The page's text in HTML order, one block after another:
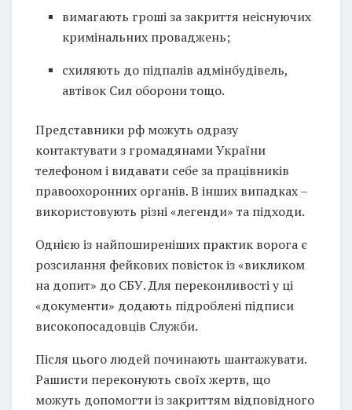
вимагають гроші за закриття неіснуючих
кримінальних проваджень;
схиляють до підпалів адмінбудівель,
автівок Сил оборони тощо.
Представники рф можуть одразу
контактувати з громадянами України
телефоном і видавати себе за працівників
правоохоронних органів. В інших випадках –
використовують різні «легенди» та підходи.
Однією із найпоширеніших практик ворога є
розсилання фейкових повісток із «викликом
на допит» до СБУ. Для переконливості у ці
«документи» додають підроблені підписи
високопосадовців Служби.
Після цього людей починають шантажувати.
Рашисти переконують своїх жертв, що
можуть допомогти із закриттям відповідного